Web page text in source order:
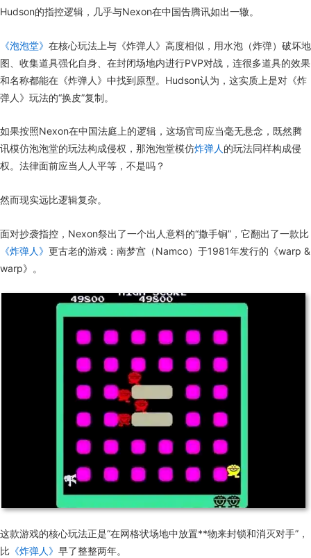
Hudson的指控逻辑，几乎与Nexon在中国告腾讯如出一辙。
《泡泡堂》 在核心玩法上与《炸弹人》高度相似，用水泡（炸弹）破坏地
图、收集道具强化自身、在封闭场地内进行PVP对战，连很多道具的效果
和名称都能在《炸弹人》中找到原型。Hudson认为，这实质上是对《炸
弹人》玩法的“换皮”复制。
如果按照Nexon在中国法庭上的逻辑，这场官司应当毫无悬念，既然腾
讯模仿泡泡堂的玩法构成侵权，那泡泡堂模仿炸弹人 的玩法同样构成侵
权。法律面前应当人人平等，不是吗？
然而现实远比逻辑复杂。
面对抄袭指控，Nexon祭出了一个出人意料的“撒手锏”，它翻出了一款比
《炸弹人》 更古老的游戏：南梦宫（Namco）于1981年发行的《warp &
warp》。
这款游戏的核心玩法正是“在网格状场地中放置**物来封锁和消灭对手”，
比 《炸弹人》 早了整整两年。